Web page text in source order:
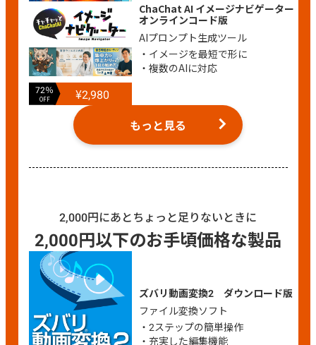
ChaChat AI イメージナビゲーター
オンラインコード版
72％
OFF ¥2,980
AIプロンプト生成ツール
・イメージを最短で形に
・複数のAIに対応
もっと見る
2,000円にあとちょっと足りないときに
2,000円以下のお手頃価格な製品
ズバリ動画変換2 ダウンロード版
ファイル変換ソフト
・2ステップの簡単操作
・充実した編集機能